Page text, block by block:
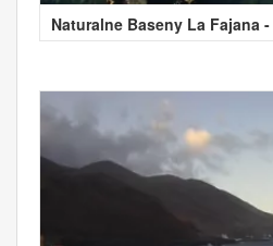
Naturalne Baseny La Fajana